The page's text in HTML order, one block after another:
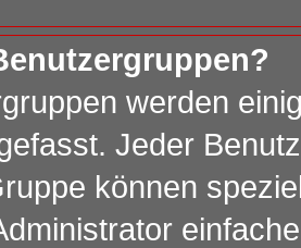
werden
Jeder
können